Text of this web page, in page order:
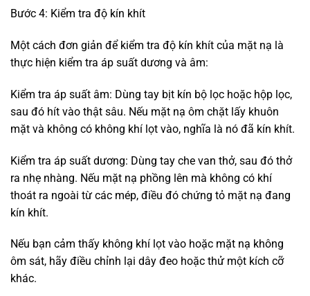
Bước 4: Kiểm tra độ kín khít
Một cách đơn giản để kiểm tra độ kín khít của mặt nạ là
thực hiện kiểm tra áp suất dương và âm:
Kiểm tra áp suất âm: Dùng tay bịt kín bộ lọc hoặc hộp lọc,
sau đó hít vào thật sâu. Nếu mặt nạ ôm chặt lấy khuôn
mặt và không có không khí lọt vào, nghĩa là nó đã kín khít.
Kiểm tra áp suất dương: Dùng tay che van thở, sau đó thở
ra nhẹ nhàng. Nếu mặt nạ phồng lên mà không có khí
thoát ra ngoài từ các mép, điều đó chứng tỏ mặt nạ đang
kín khít.
Nếu bạn cảm thấy không khí lọt vào hoặc mặt nạ không
ôm sát, hãy điều chỉnh lại dây đeo hoặc thử một kích cỡ
khác.